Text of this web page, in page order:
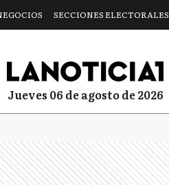
SECCIONES ELECTORALES
jueves 06 de agosto de 2026